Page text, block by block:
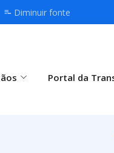
Diminuir fonte
Portal da